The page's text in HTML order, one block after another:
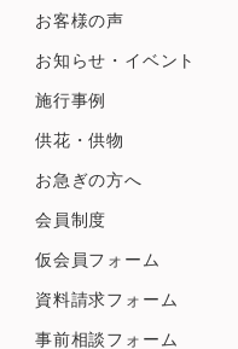
お客様の声
お知らせ・イベント
施行事例
供花・供物
お急ぎの方へ
会員制度
仮会員フォーム
資料請求フォーム
事前相談フォーム